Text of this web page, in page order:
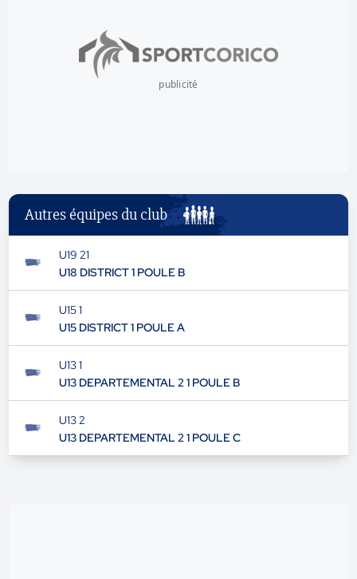
publicité
Autres équipes du club
U19 21
U18 DISTRICT 1 POULE B
U15 1
U15 DISTRICT 1 POULE A
U13 1
U13 DEPARTEMENTAL 2 1 POULE B
U13 2
U13 DEPARTEMENTAL 2 1 POULE C